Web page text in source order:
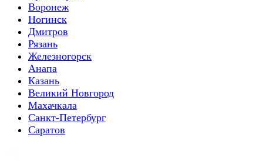
Воронеж
Ногинск
Дмитров
Рязань
Железногорск
Анапа
Казань
Великий Новгород
Махачкала
Санкт-Петербург
Саратов